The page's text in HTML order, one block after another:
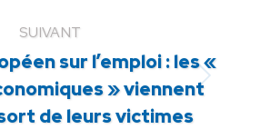
SUIVANT
Article
suivant
:
sur l’emploi : les «
» viennent
de leurs victimes